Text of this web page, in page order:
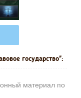
государство":
материал по